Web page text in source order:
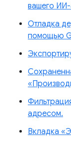
вашего ИИ-
Отладка
помощью
адресом.
Вкладка